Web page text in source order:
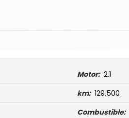
Motor: 2.1
km: 129.500
Combustible: